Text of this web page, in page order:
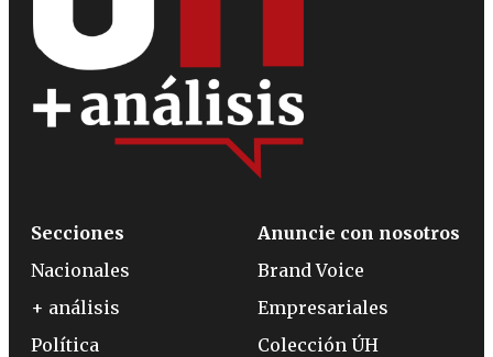
Secciones
Nacionales
+ análisis
Política
Anuncie con nosotros
Brand Voice
Empresariales
Colección ÚH